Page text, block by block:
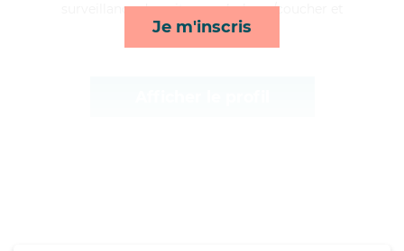
Je m'inscris
surveillance de nuit, rappels, lever/coucher et
toilette/habillage*